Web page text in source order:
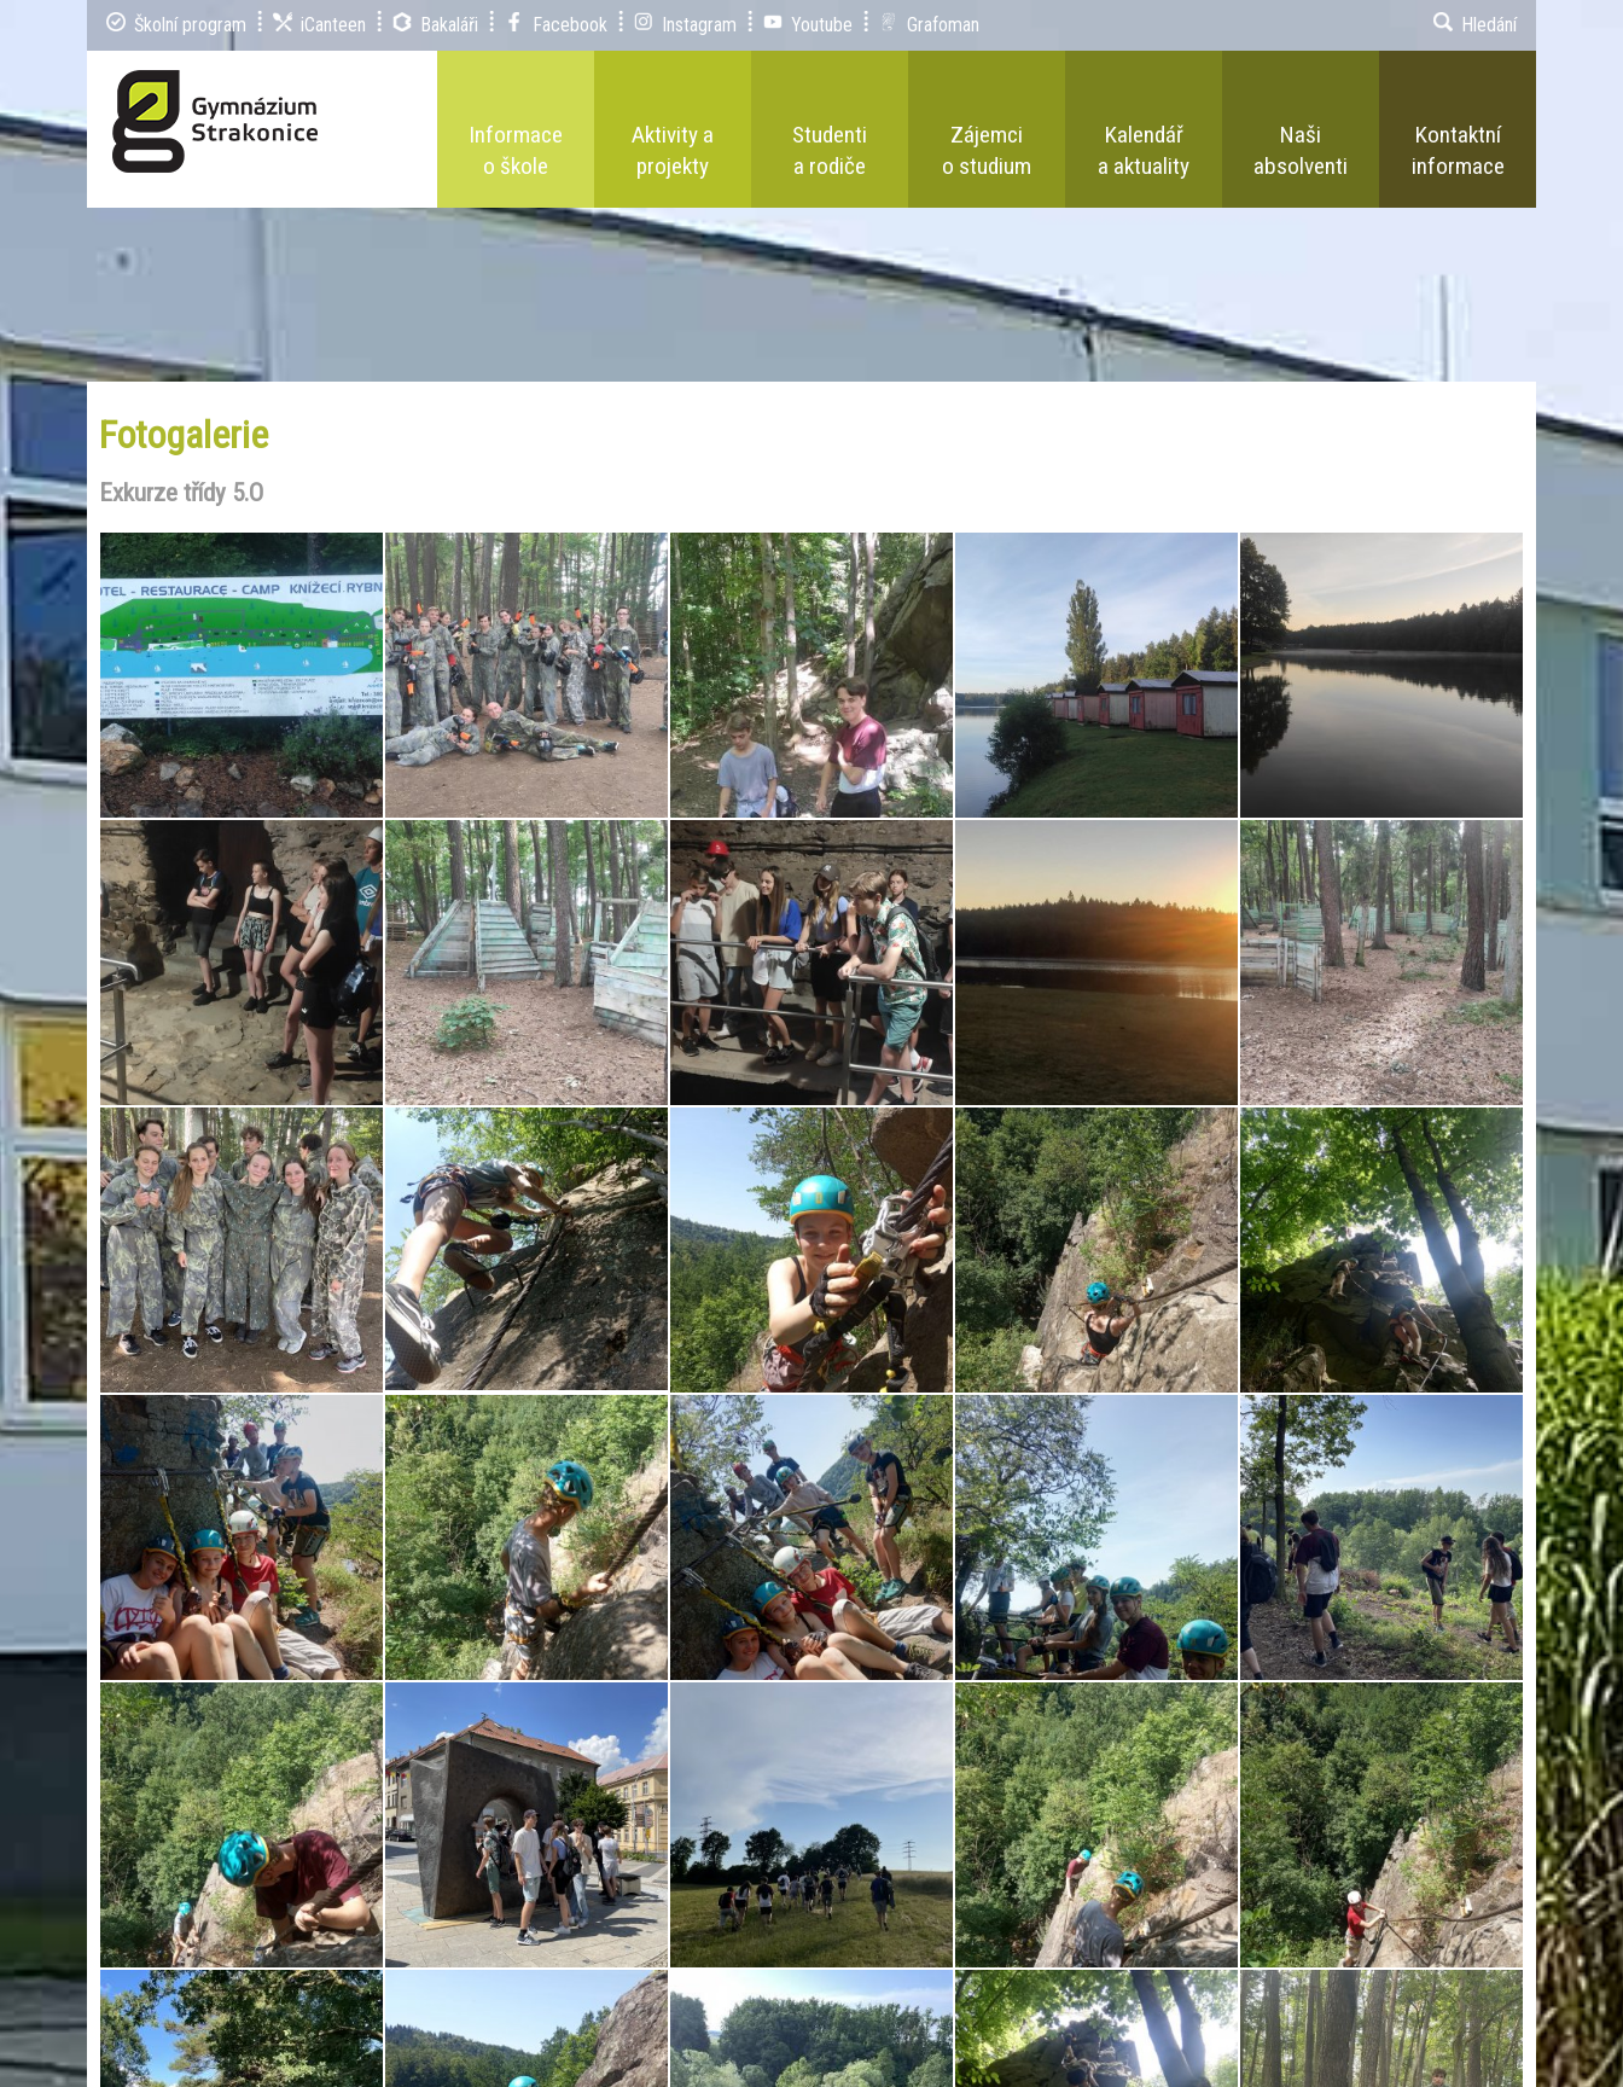
Školní program iCanteen Bakaláři Facebook Instagram Youtube Grafoman Hledání
Informace
o škole
Aktivity a
projekty
Studenti
a rodiče
Zájemci
o studium
Kalendář
a aktuality
Naši
absolventi
Kontaktní
informace
Fotogalerie
Exkurze třídy 5.O